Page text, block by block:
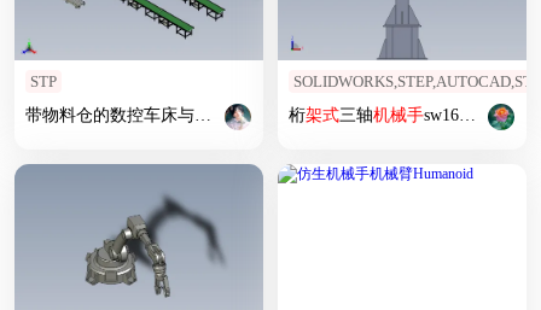
STP
带物料仓的数控车床与门 架式机械手组合
SOLIDWORKS,STEP,AUTOCAD,STP
桁架式三轴机械手sw16可编辑